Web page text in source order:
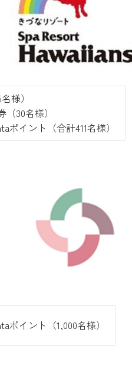
様）
30名様）
ポイント（合計411名様）
ポイント（1,000名様）